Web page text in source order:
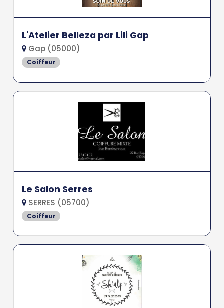
L'Atelier Belleza par Lili Gap
Gap (05000)
Coiffeur
Le Salon Serres
SERRES (05700)
Coiffeur